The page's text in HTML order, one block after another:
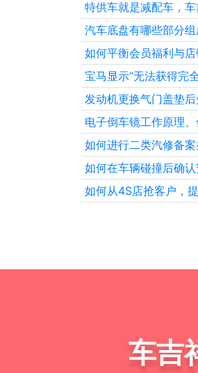
特供车就是减配车，
汽车底盘有哪些部分
如何平衡会员福利与
宝马显示“无法获得完
发动机更换气门盖垫
电子倒车镜工作原理
如何进行二类汽修备案
如何在车辆碰撞后确
如何从4S店抢客户，
车吉